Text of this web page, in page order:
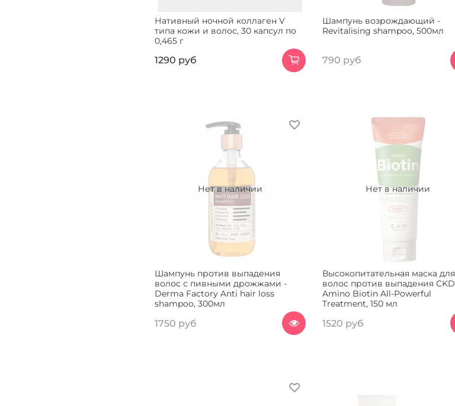
Нативный ночной коллаген V
типа кожи и волос, 30 капсул по
0,465 г
1290 руб
Шампунь возрождающий -
Revitalising shampoo, 500мл
790 руб
Нет в наличии
Шампунь против выпадения
волос с пивными дрожжами -
Derma Factory Anti hair loss
shampoo, 300мл
1750 руб
Нет в наличии
Высокопитательная маска для
волос против выпадения CKD
Amino Biotin All-Powerful
Treatment, 150 мл
1520 руб